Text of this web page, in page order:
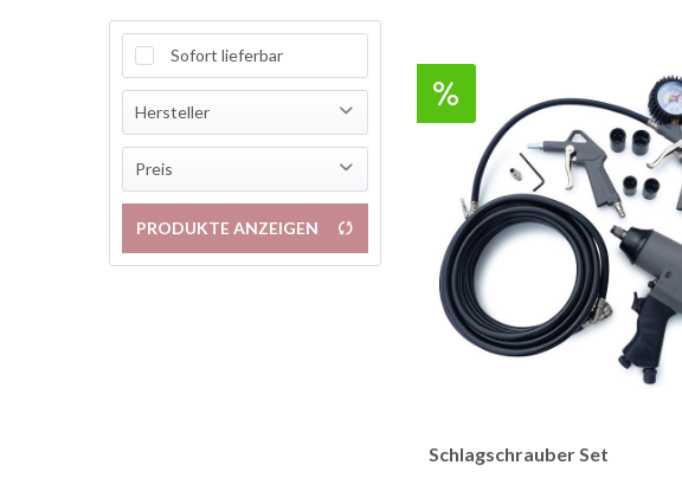
Sofort lieferbar
Hersteller
KnappWulf
KnappWulf GmbH
Preis
PRODUKTE ANZEIGEN
Schlagschrauber Set